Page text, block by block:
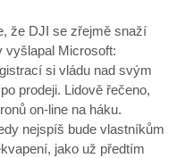
že DJI se zřejmě snaží
vyšlapal Microsoft:
si vládu nad svým
prodeji. Lidově řečeno,
on-line na háku.
nejspíš bude vlastníkům
jako už předtím